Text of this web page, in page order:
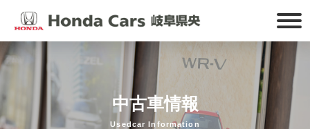
中古車情報
Usedcar Information